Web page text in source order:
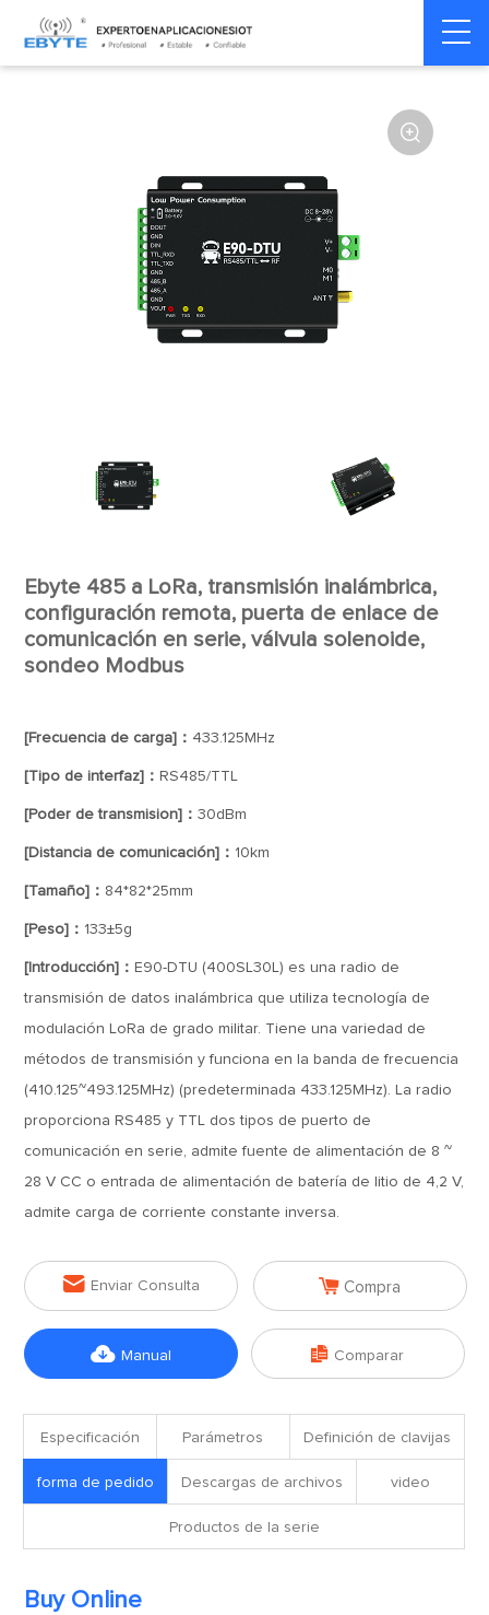
Home > Módem >
inalámbrico

Ebyte 485 a LoRa, transmisión inalámbrica,
configuración remota, puerta de enlace de
comunicación en serie, válvula solenoide,
sondeo Modbus
[Frecuencia de carga]： 433.125MHz
[Tipo de interfaz]： RS485/TTL
[Poder de transmision]：30dBm
[Distancia de comunicación]： 10km
[Tamaño]： 84*82*25mm
[Peso]： 133±5g
[Introducción]： E90-DTU (400SL30L) es una radio de
transmisión de datos inalámbrica que utiliza tecnología de
modulación LoRa de grado militar. Tiene una variedad de
métodos de transmisión y funciona en la banda de frecuencia
(410.125~493.125MHz) (predeterminada 433.125MHz). La radio
proporciona RS485 y TTL dos tipos de puerto de
comunicación en serie, admite fuente de alimentación de 8 ~
28 V CC o entrada de alimentación de batería de litio de 4,2 V,
admite carga de corriente constante inversa.
 Enviar Consulta  Compra
 Manual  Comparar
Especificación Parámetros Definición de clavijas
forma de pedido Descargas de archivos video
Productos de la serie
Buy Online